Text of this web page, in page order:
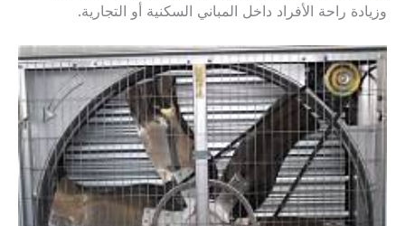
وزيادة راحة الأفراد داخل المباني السكنية أو التجارية.